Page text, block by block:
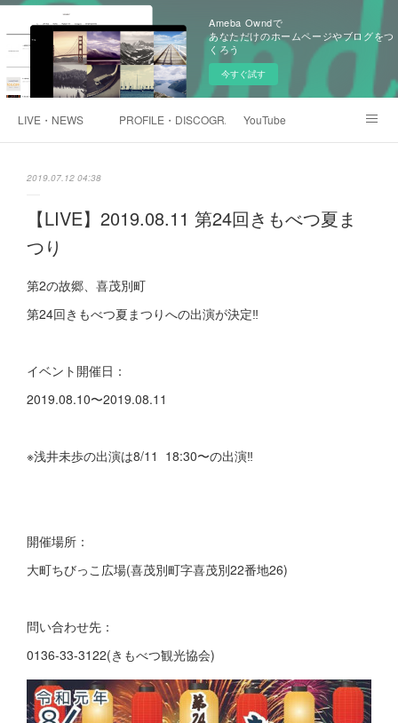
Ameba Owndで
あなただけのホームページやブログをつ
くろう
今すぐ試す
LIVE・NEWS PROFILE・DISCOGRAPHTYYouTube
2019.07.12 04:38
【LIVE】2019.08.11 第24回きもべつ夏ま
つり
第2の故郷、喜茂別町
第24回きもべつ夏まつりへの出演が決定‼️
イベント開催日：
2019.08.10〜2019.08.11
※浅井未歩の出演は8/11 18:30〜の出演‼️
開催場所：
大町ちびっこ広場(喜茂別町字喜茂別22番地26)
問い合わせ先：
0136-33-3122(きもべつ観光協会)